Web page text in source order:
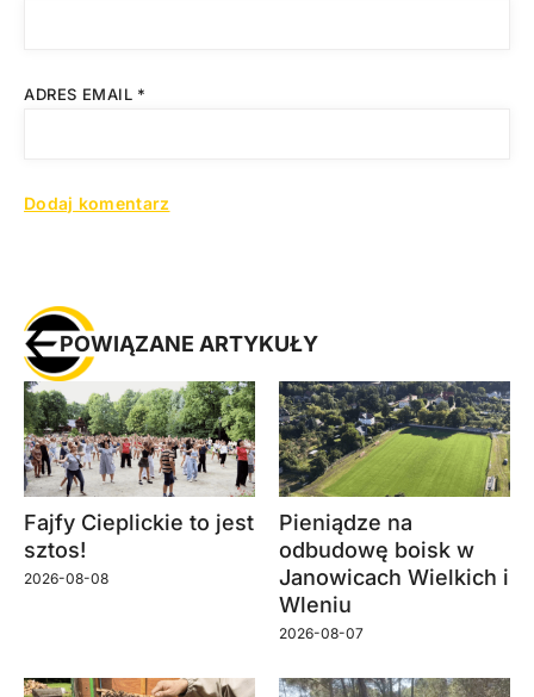
ADRES EMAIL *
POWIĄZANE ARTYKUŁY
Fajfy Cieplickie to jest
sztos!
2026-08-08
Pieniądze na
odbudowę boisk w
Janowicach Wielkich i
Wleniu
2026-08-07